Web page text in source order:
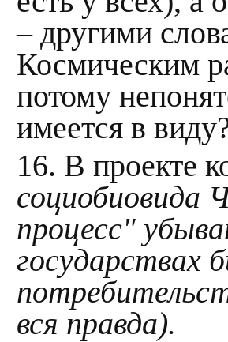
– другими
Космическим
потому
имеется в
16. В проекте
социобиовида
процесс"
государствах
вся правда).